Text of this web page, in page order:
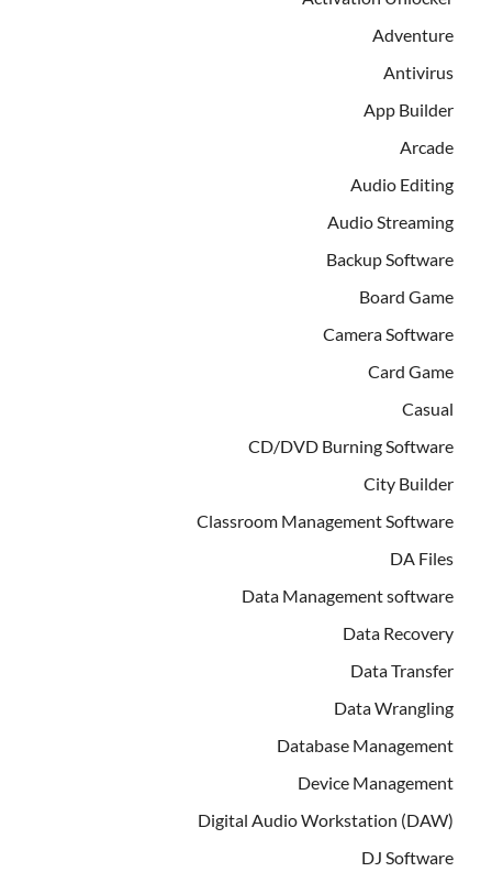
Adventure
Antivirus
App Builder
Arcade
Audio Editing
Audio Streaming
Backup Software
Board Game
Camera Software
Card Game
Casual
CD/DVD Burning Software
City Builder
Classroom Management Software
DA Files
Data Management software
Data Recovery
Data Transfer
Data Wrangling
Database Management
Device Management
Digital Audio Workstation (DAW)
DJ Software